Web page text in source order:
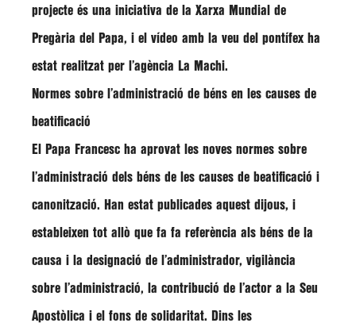
projecte és una iniciativa de la Xarxa Mundial de
Pregària del Papa, i el vídeo amb la veu del pontífex ha
estat realitzat per l’agència La Machi.
Normes sobre l’administració de béns en les causes de
beatificació
El Papa Francesc ha aprovat les noves normes sobre
l’administració dels béns de les causes de beatificació i
canonització. Han estat publicades aquest dijous, i
estableixen tot allò que fa fa referència als béns de la
causa i la designació de l’administrador, vigilància
sobre l’administració, la contribució de l’actor a la Seu
Apostòlica i el fons de solidaritat. Dins les